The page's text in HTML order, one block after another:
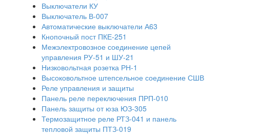
Выключатели КУ
Выключатель В-007
Автоматические выключатели А63
Кнопочный пост ПКЕ-251
Межэлектровозное соединение цепей
управления РУ-51 и ШУ-21
Низковольтная розетка РН-1
Высоковольтное штепсельное соединение СШВ
Реле управления и защиты
Панель реле переключения ПРП-010
Панель защиты от юза ЮЗ-305
Термозащитное реле РТЗ-041 и панель
тепловой защиты ПТЗ-019